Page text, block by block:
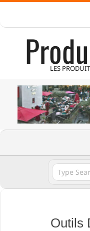
LES
Primary
Outils